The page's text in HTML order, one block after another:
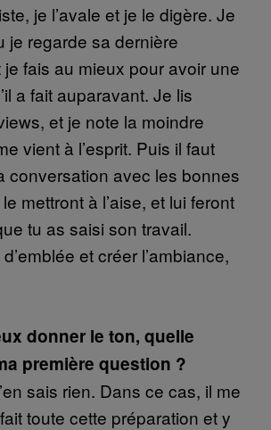
je l’avale et je le digère. Je
je regarde sa dernière
fais au mieux pour avoir une
a fait auparavant. Je lis
et je note la moindre
vient à l’esprit. Puis il faut
conversation avec les bonnes
mettront à l’aise, et lui feront
tu as saisi son travail.
et créer l’ambiance,
donner le ton, quelle
première question ?
sais rien. Dans ce cas, il me
toute cette préparation et y